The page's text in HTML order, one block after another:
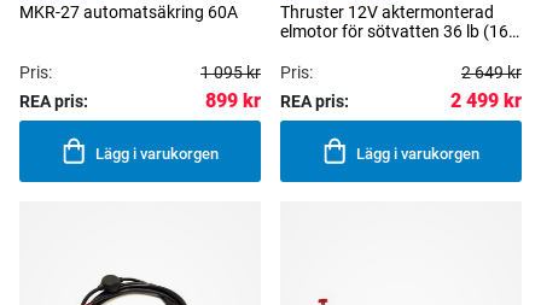
MKR-27 automatsäkring 60A
Pris:
1 095 kr
REA pris:
899 kr
Lägg i varukorgen
Thruster 12V aktermonterad
elmotor för sötvatten 36 lb (16
Pris:
2 649 kr
REA pris:
2 499 kr
Lägg i varukorgen